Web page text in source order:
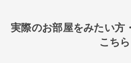
実際のお部屋をみたい方
こちら